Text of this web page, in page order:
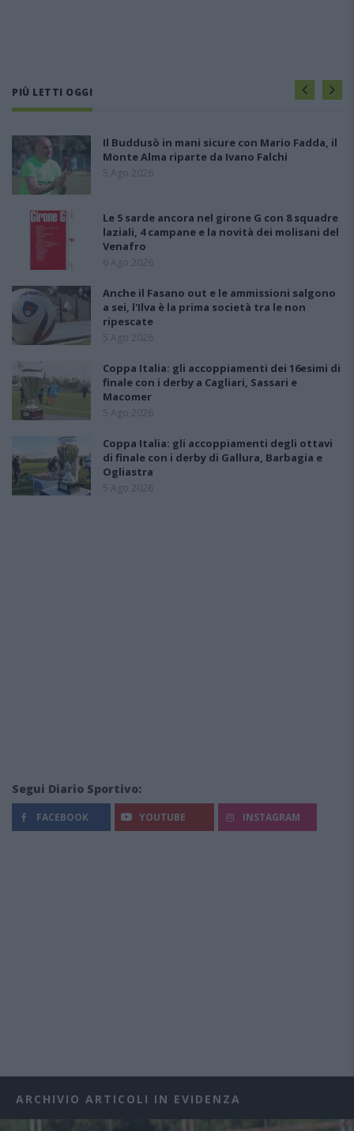
PIÙ LETTI OGGI
Il Buddusò in mani sicure con Mario Fadda, il
Monte Alma riparte da Ivano Falchi
5 Ago 2026
Le 5 sarde ancora nel girone G con 8 squadre
laziali, 4 campane e la novità dei molisani del
Venafro
6 Ago 2026
Anche il Fasano out e le ammissioni salgono
a sei, l'Ilva è la prima società tra le non
ripescate
5 Ago 2026
Coppa Italia: gli accoppiamenti dei 16esimi di
finale con i derby a Cagliari, Sassari e
Macomer
5 Ago 2026
Coppa Italia: gli accoppiamenti degli ottavi
di finale con i derby di Gallura, Barbagia e
Ogliastra
5 Ago 2026
Segui Diario Sportivo:
FACEBOOK YOUTUBE INSTAGRAM
ARCHIVIO ARTICOLI IN EVIDENZA